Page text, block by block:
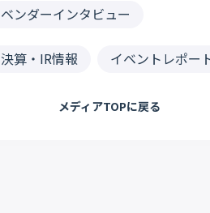
ベンダーインタビュー
決算・IR情報 イベントレポー
メディアTOPに戻る